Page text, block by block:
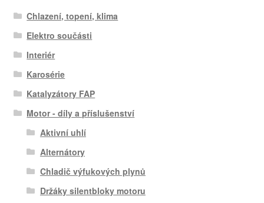
Chlazení, topení, klima
Elektro součásti
Interiér
Karosérie
Katalyzátory FAP
Motor - díly a příslušenství
Aktivní uhlí
Alternátory
Chladič výfukových plynů
Držáky silentbloky motoru